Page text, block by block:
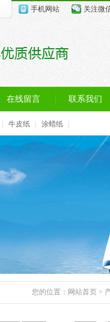
关注微
手机网站
在线留言 联系我们
牛皮纸 涂蜡纸
您的位置： 网站首页 >